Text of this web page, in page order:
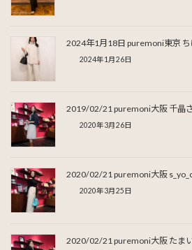
2024年1月18日 puremoni東京 ち
2024年1月26日
2019/02/21 puremoni大阪 千晶
2020年3月26日
2020/02/21 puremoni大阪
2020年3月25日
2020/02/21 puremoni大阪 たま